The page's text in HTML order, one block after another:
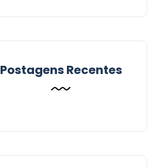
Postagens Recentes